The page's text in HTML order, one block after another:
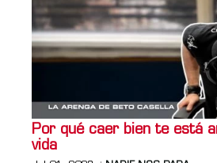
Por qué caer bien te está
vida